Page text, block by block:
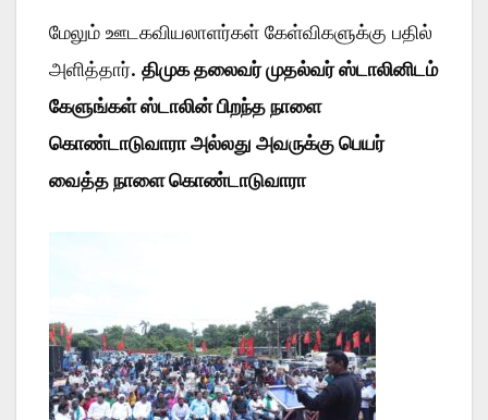
மேலும் ஊடகவியலாளர்கள் கேள்விகளுக்கு பதில்
அளித்தார். திமுக தலைவர் முதல்வர் ஸ்டாலினிடம்
கேளுங்கள் ஸ்டாலின் பிறந்த நாளை
கொண்டாடுவாரா அல்லது அவருக்கு பெயர்
வைத்த நாளை கொண்டாடுவாரா